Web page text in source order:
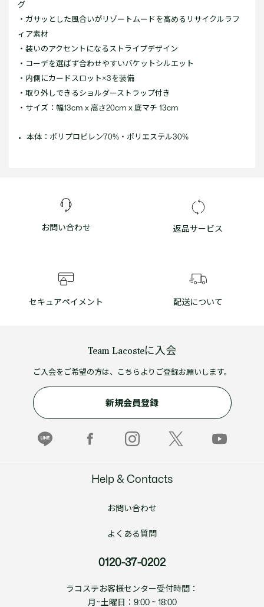
グ
・ガサッとした風合いがリゾートムードを高めるリサイクルラフ
ィア素材
・装いのアクセントになるストライプデザイン
・コーデを選ばず合わせやすいバケットシルエット
・内側にカードスロット×3を装備
・取り外しできるショルダーストラップ付き
・サイズ：幅13cm x 高さ20cm x 底マチ 13cm
本体：ポリプロピレン70%・ポリエステル30%
お問い合わせ 返品サービス
セキュアペイメント 配送について
Team Lacosteに入会
ご入会をご希望の方は、こちらよりご登録お願いします。
新規会員登録
Help & Contacts
お問い合わせ
よくある質問
0120-37-0202
ラコステお客様センター受付時間：
月~土曜日：9:00 ~ 18:00